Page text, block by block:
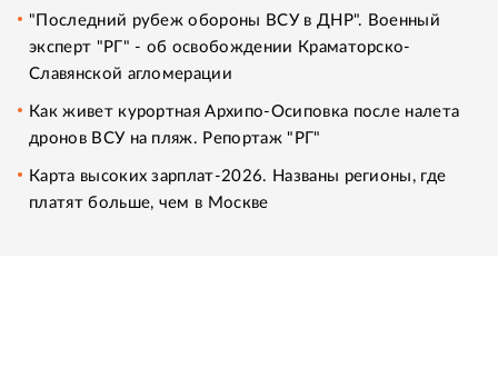
"Последний рубеж обороны ВСУ в ДНР". Военный
эксперт "РГ" - об освобождении Краматорско-
Славянской агломерации
Как живет курортная Архипо-Осиповка после налета
дронов ВСУ на пляж. Репортаж "РГ"
Карта высоких зарплат-2026. Названы регионы, где
платят больше, чем в Москве